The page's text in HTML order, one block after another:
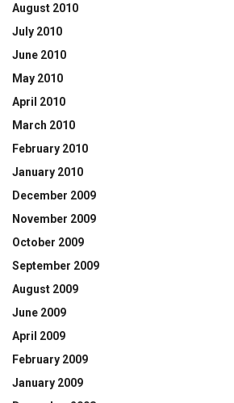
August 2010
July 2010
June 2010
May 2010
April 2010
March 2010
February 2010
January 2010
December 2009
November 2009
October 2009
September 2009
August 2009
June 2009
April 2009
February 2009
January 2009